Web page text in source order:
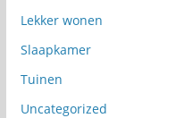
Lekker wonen
Slaapkamer
Tuinen
Uncategorized